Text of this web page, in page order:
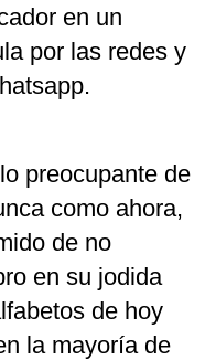
en un
por las redes y
preocupante de
como ahora,
de no
en su jodida
de hoy
la mayoría de